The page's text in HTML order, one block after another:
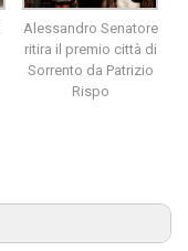
Alessandro Senatore
ritira il premio città di
Sorrento da Patrizio
Rispo